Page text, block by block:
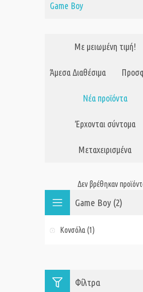
Game Boy
Με μειωμένη τιμή!
Άμεσα Διαθέσιμα
Νέα προϊόντα
Έρχονται σύντομα
Μεταχειρισμένα
Δεν βρέθηκαν
Game Boy (2)
Κονσόλα (1)
Φίλτρα